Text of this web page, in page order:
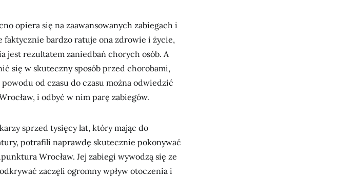
opiera się na zaawansowanych zabiegach i
faktycznie bardzo ratuje ona zdrowie i życie,
jest rezultatem zaniedbań chorych osób. A
się w skuteczny sposób przed chorobami,
od czasu do czasu można odwiedzić
i odbyć w nim parę zabiegów.
sprzed tysięcy lat, który mając do
potrafili naprawdę skutecznie pokonywać
Wrocław. Jej zabiegi wywodzą się ze
zaczęli ogromny wpływ otoczenia i